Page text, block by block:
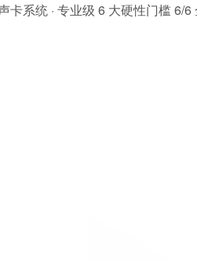
卡系统 · 专业级 6 大硬性门槛 6/